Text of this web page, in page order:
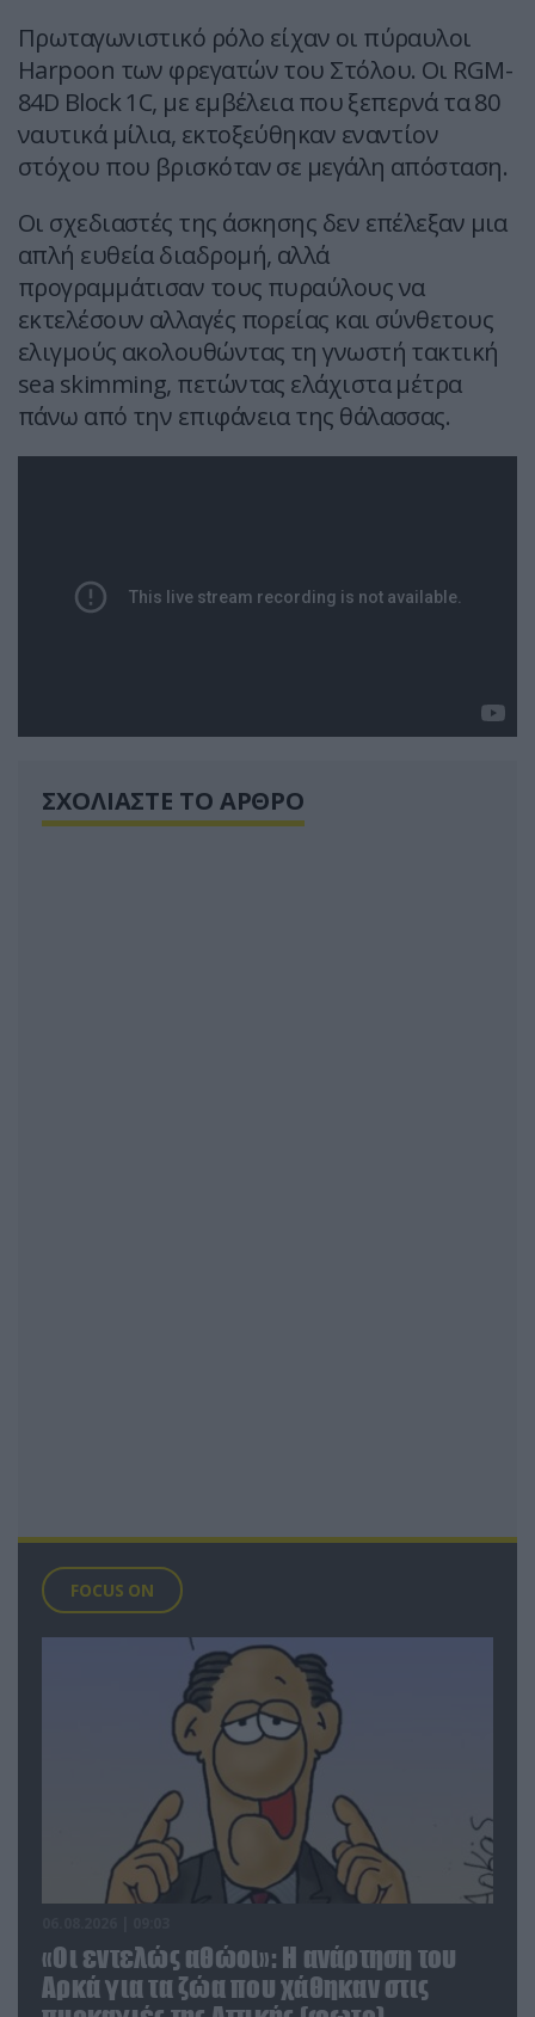
Πρωταγωνιστικό ρόλο είχαν οι πύραυλοι
Harpoon των φρεγατών του Στόλου. Οι RGM-
84D Block 1C, με εμβέλεια που ξεπερνά τα 80
ναυτικά μίλια, εκτοξεύθηκαν εναντίον
στόχου που βρισκόταν σε μεγάλη απόσταση.
Οι σχεδιαστές της άσκησης δεν επέλεξαν μια
απλή ευθεία διαδρομή, αλλά
προγραμμάτισαν τους πυραύλους να
εκτελέσουν αλλαγές πορείας και σύνθετους
ελιγμούς ακολουθώντας τη γνωστή τακτική
sea skimming, πετώντας ελάχιστα μέτρα
πάνω από την επιφάνεια της θάλασσας.
ΣΧΟΛΙΑΣΤΕ ΤΟ ΑΡΘΡΟ
FOCUS ON
«Οι εντελώς αθώοι»: Η ανάρτηση του
Αρκά για τα ζώα που χάθηκαν στις